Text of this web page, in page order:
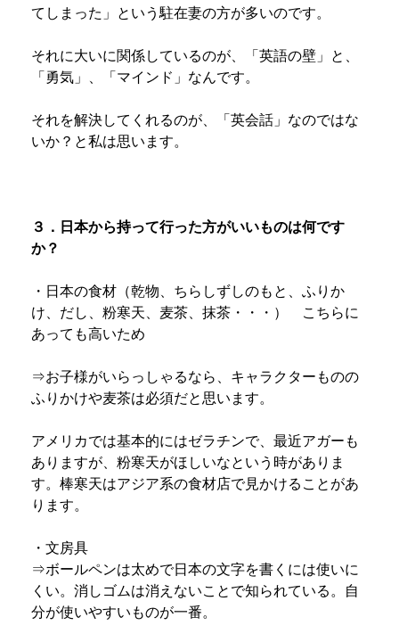
てしまった」という駐在妻の方が多いのです。
それに大いに関係しているのが、「英語の壁」と、
「勇気」、「マインド」なんです。
それを解決してくれるのが、「英会話」なのではな
いか？と私は思います。
３．日本から持って行った方がいいものは何です
か？
・日本の食材（乾物、ちらしずしのもと、ふりか
け、だし、粉寒天、麦茶、抹茶・・・） こちらに
あっても高いため
⇒お子様がいらっしゃるなら、キャラクターものの
ふりかけや麦茶は必須だと思います。
アメリカでは基本的にはゼラチンで、最近アガーも
ありますが、粉寒天がほしいなという時がありま
す。棒寒天はアジア系の食材店で見かけることがあ
ります。
・文房具
⇒ボールペンは太めで日本の文字を書くには使いに
くい。消しゴムは消えないことで知られている。自
分が使いやすいものが一番。